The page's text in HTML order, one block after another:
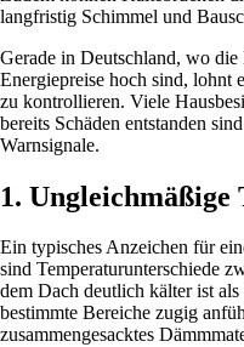
langfristig Schimmel und
Gerade in Deutschland, wo
Energiepreise hoch sind, lohnt
zu kontrollieren. Viele
bereits Schäden entstanden
Warnsignale.
1.
Ein typisches Anzeichen für
sind Temperaturunterschiede
dem Dach deutlich kälter ist
bestimmte Bereiche zugig
zusammengesacktes